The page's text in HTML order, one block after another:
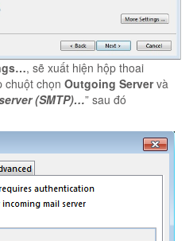
, sẽ xuất hiện hộp thoai
chuột chọn Outgoing Servervà
(SMTP)…” sau đó